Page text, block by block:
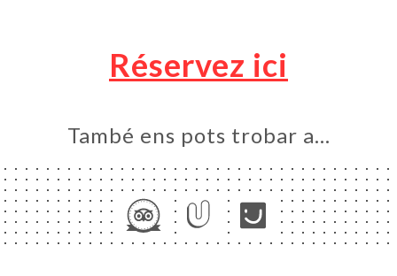
Réservez ici
També ens pots trobar a…